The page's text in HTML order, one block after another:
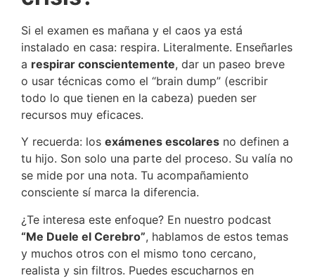
Si el examen es mañana y el caos ya está
instalado en casa: respira. Literalmente. Enseñarles
a respirar conscientemente, dar un paseo breve
o usar técnicas como el “brain dump” (escribir
todo lo que tienen en la cabeza) pueden ser
recursos muy eficaces.
Y recuerda: los exámenes escolares no definen a
tu hijo. Son solo una parte del proceso. Su valía no
se mide por una nota. Tu acompañamiento
consciente sí marca la diferencia.
¿Te interesa este enfoque? En nuestro podcast
“Me Duele el Cerebro”, hablamos de estos temas
y muchos otros con el mismo tono cercano,
realista y sin filtros. Puedes escucharnos en